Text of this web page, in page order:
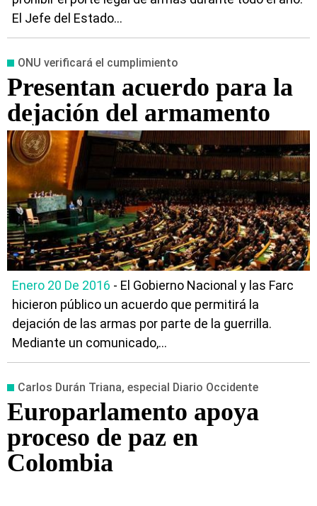
El Jefe del Estado...
ONU verificará el cumplimiento
Presentan acuerdo para la
dejación del armamento
Enero 20 De 2016 - El Gobierno Nacional y las Farc
hicieron público un acuerdo que permitirá la
dejación de las armas por parte de la guerrilla.
Mediante un comunicado,...
Carlos Durán Triana, especial Diario Occidente
Europarlamento apoya
proceso de paz en
Colombia